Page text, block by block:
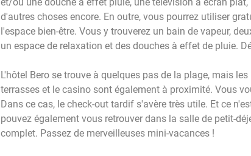
d'autres choses encore. En outre, vous pourrez utiliser
l'espace bien-être. Vous y trouverez un bain de vapeur,
un espace de relaxation et des douches à effet de pluie.
L'hôtel Bero se trouve à quelques pas de la plage, mais
terrasses et le casino sont également à proximité. Vous
Dans ce cas, le check-out tardif s'avère très utile. Et ce
pouvez également vous retrouver dans la salle de petit-
complet. Passez de merveilleuses mini-vacances !